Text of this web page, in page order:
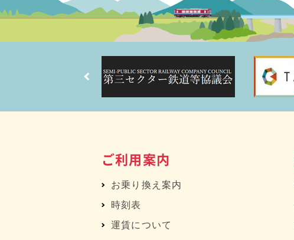
ご利用案内
お乗り換え案内
時刻表
運賃について